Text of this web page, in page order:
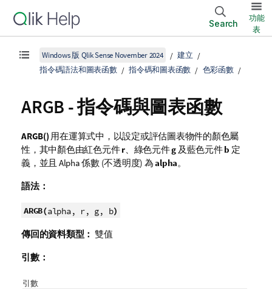
Search
功能
表
Windows 版 Qlik Sense November 2024
建立
指令碼語法和圖表函數
指令碼和圖表函數 色彩函數
ARGB - 指令碼與圖表函數
ARGB() 用在運算式中，以設定或評估圖表物件的顏色屬
性，其中顏色由紅色元件r、綠色元件g 及藍色元件b 定
義，並且 Alpha 係數 (不透明度) 為alpha。
語法：
ARGB(alpha, r, g, b)
傳回的資料類型： 雙值
引數：
引數